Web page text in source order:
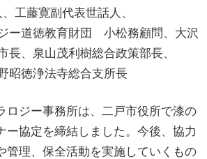
工藤寛副代表世話人、
ー道徳教育財団 小松務顧問、大沢
長、泉山茂利樹総合政策部長、
昭徳浄法寺総合支所長
ロジー事務所は、二戸市役所で漆の
ー協定を締結しました。今後、協力
管理、保全活動を実施していくもの